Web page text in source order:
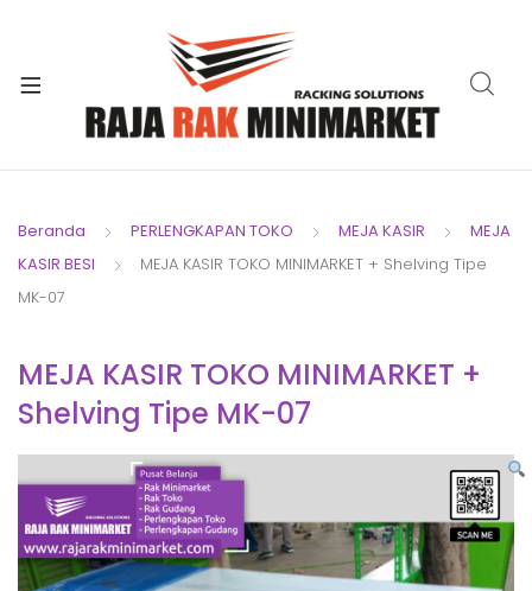
Beranda PERLENGKAPAN TOKO MEJA KASIR
MEJA
KASIR BESI
MEJA KASIR TOKO MINIMARKET + Shelving Tipe
MK-07
MEJA KASIR TOKO MINIMARKET +
Shelving Tipe MK-07